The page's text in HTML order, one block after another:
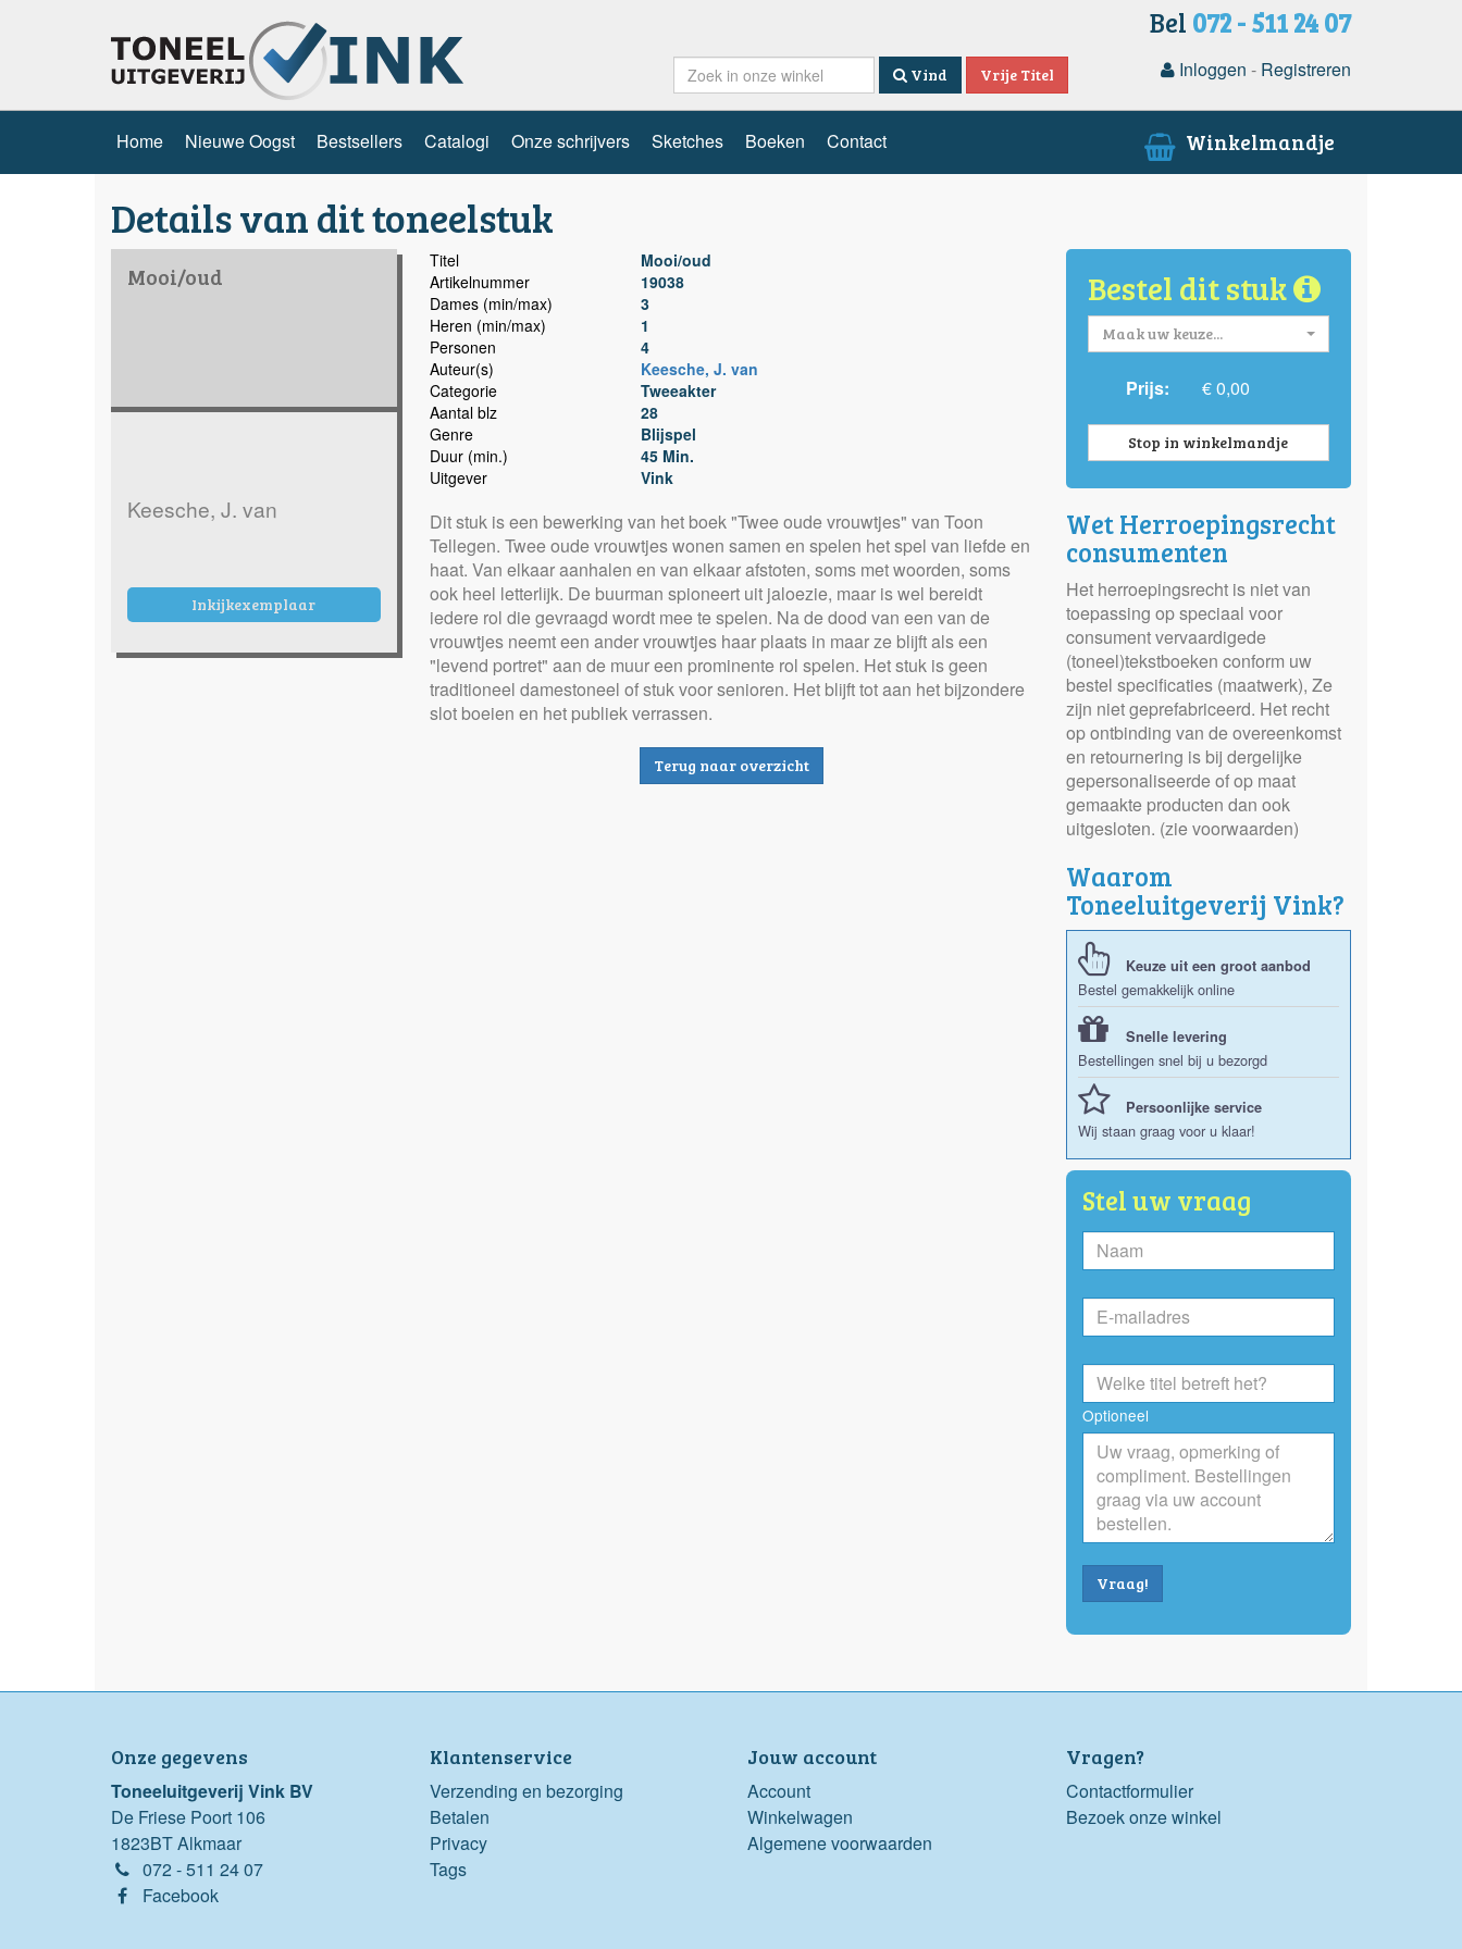
Bel 072 - 511 24 07
Vind Vrije Titel Inloggen - Registreren
Home Nieuwe Oogst Bestsellers Catalogi Onze schrijvers Sketches Boeken Contact Winkelmandje
Details van dit toneelstuk
Mooi/oud
Keesche, J. van
Inkijkexemplaar
Titel
Mooi/oud
Artikelnummer
19038
Dames (min/max)
3
Heren (min/max)
1
Personen
4
Auteur(s)
Keesche, J. van
Categorie
Tweeakter
Aantal blz
28
Genre
Blijspel
Duur (min.)
45 Min.
Uitgever
Vink
Dit stuk is een bewerking van het boek "Twee oude vrouwtjes" van Toon
Tellegen. Twee oude vrouwtjes wonen samen en spelen het spel van liefde en
haat. Van elkaar aanhalen en van elkaar afstoten, soms met woorden, soms
ook heel letterlijk. De buurman spioneert uit jaloezie, maar is wel bereidt
iedere rol die gevraagd wordt mee te spelen. Na de dood van een van de
vrouwtjes neemt een ander vrouwtjes haar plaats in maar ze blijft als een
"levend portret" aan de muur een prominente rol spelen. Het stuk is geen
traditioneel damestoneel of stuk voor senioren. Het blijft tot aan het bijzondere
slot boeien en het publiek verrassen.
Terug naar overzicht
Bestel dit stuk
Maak uw keuze...
Prijs: € 0,00
Stop in winkelmandje
Wet Herroepingsrecht
consumenten
Het herroepingsrecht is niet van
toepassing op speciaal voor
consument vervaardigede
(toneel)tekstboeken conform uw
bestel specificaties (maatwerk), Ze
zijn niet geprefabriceerd. Het recht
op ontbinding van de overeenkomst
en retournering is bij dergelijke
gepersonaliseerde of op maat
gemaakte producten dan ook
uitgesloten. (zie voorwaarden)
Waarom
Toneeluitgeverij Vink?
Keuze uit een groot aanbod
Bestel gemakkelijk online
Snelle levering
Bestellingen snel bij u bezorgd
Persoonlijke service
Wij staan graag voor u klaar!
Stel uw vraag
Optioneel
Vraag!
Onze gegevens
Toneeluitgeverij Vink BV
De Friese Poort 106
1823BT Alkmaar
072 - 511 24 07
Facebook
Klantenservice
Verzending en bezorging
Betalen
Privacy
Tags
Jouw account
Account
Winkelwagen
Algemene voorwaarden
Vragen?
Contactformulier
Bezoek onze winkel